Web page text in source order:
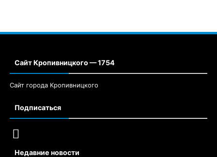
Сайт Кропивницкого — 1754
Сайт города Кропивницкого
Подписаться
Недавние новости